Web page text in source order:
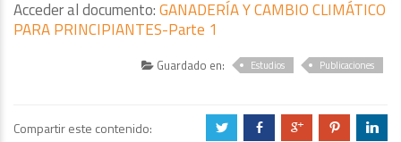
Acceder al documento:GANADERÍA Y CAMBIO CLIMÁTICO
PARA PRINCIPIANTES-Parte 1
Guardado en: Estudios Publicaciones
Compartir este contenido: a b c d j